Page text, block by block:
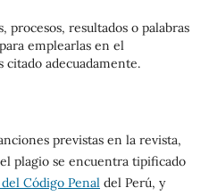
procesos, resultados o palabras
emplearlas en el
citado adecuadamente.
previstas en la revista,
plagio se encuentra tipificado
Código Penaldel Perú, y